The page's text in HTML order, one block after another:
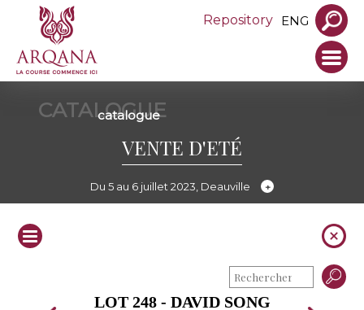
Repository ENG
CATALOGUE
catalogue
VENTE D'ETÉ
Du 5 au 6 juillet 2023, Deauville
LOT 248 - DAVID SONG